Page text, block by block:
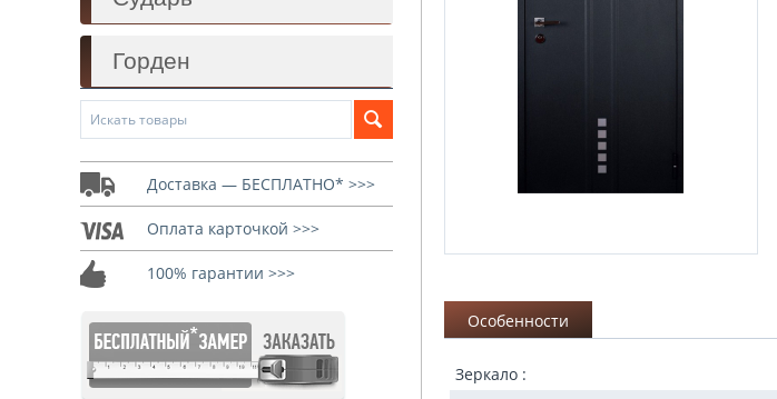
Горден
Доставка — БЕСПЛАТНО* >>>
Оплата карточкой >>>
100% гарантии >>>
Особенности
Зеркало :